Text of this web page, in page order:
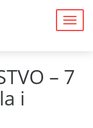
– 7
i